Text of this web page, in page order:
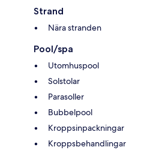
Strand
Nära stranden
Pool/spa
Utomhuspool
Solstolar
Parasoller
Bubbelpool
Kroppsinpackningar
Kroppsbehandlingar